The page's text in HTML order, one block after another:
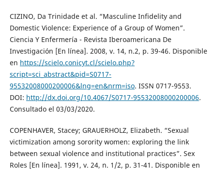
CIZINO, Da Trinidade et al. “Masculine Infidelity and
Domestic Violence: Experience of a Group of Women”.
Ciencia Y Enfermería - Revista Iberoamericana De
Investigación [En línea]. 2008, v. 14, n.2, p. 39-46. Disponible
en https://scielo.conicyt.cl/scielo.php?
script=sci_abstract&pid=S0717-
95532008000200006&lng=en&nrm=iso. ISSN 0717-9553.
DOI: http://dx.doi.org/10.4067/S0717-95532008000200006.
Consultado el 03/03/2020.
COPENHAVER, Stacey; GRAUERHOLZ, Elizabeth. “Sexual
victimization among sorority women: exploring the link
between sexual violence and institutional practices”. Sex
Roles [En línea]. 1991, v. 24, n. 1/2, p. 31-41. Disponible en